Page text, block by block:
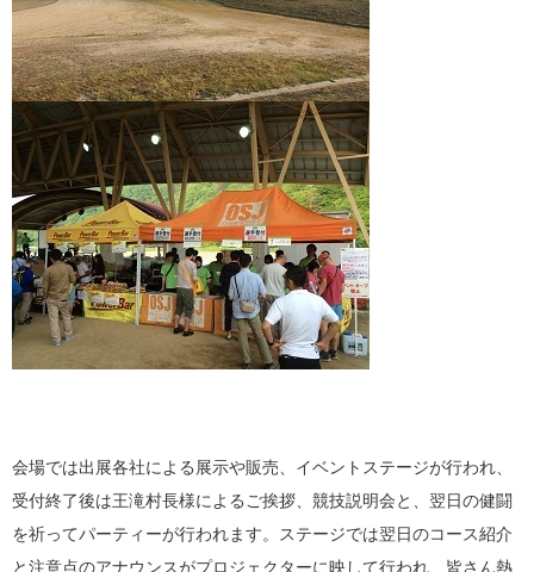
会場では出展各社による展示や販売、イベントステージが行われ、
受付終了後は王滝村長様によるご挨拶、競技説明会と、翌日の健闘
を祈ってパーティーが行われます。ステージでは翌日のコース紹介
と注意点のアナウンスがプロジェクターに映して行われ、皆さん熱